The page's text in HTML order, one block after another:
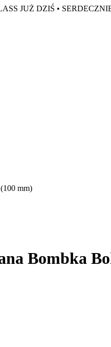
JUŻ DZIŚ •
mm)
Bombka